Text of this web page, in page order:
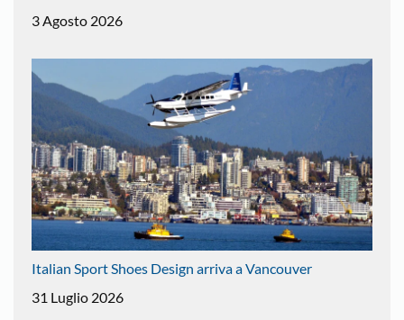
3 Agosto 2026
Italian Sport Shoes Design arriva a Vancouver
31 Luglio 2026